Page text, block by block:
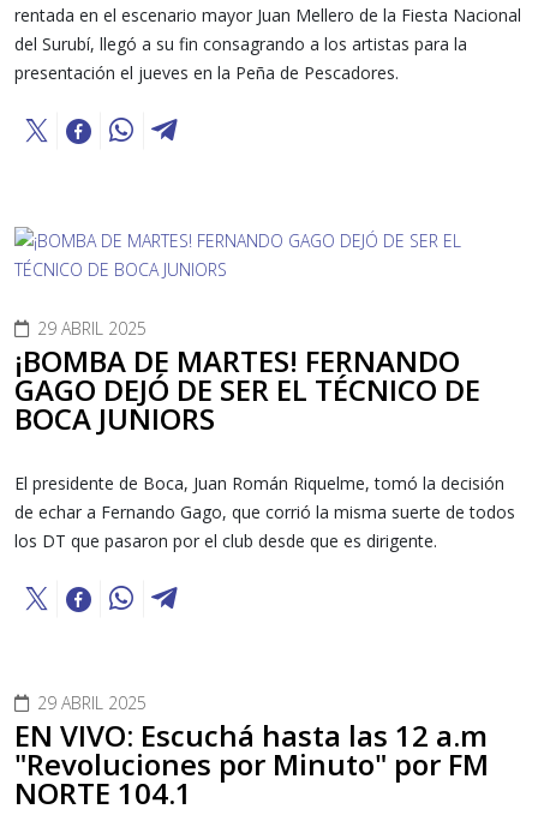
rentada en el escenario mayor Juan Mellero de la Fiesta Nacional
del Surubí, llegó a su fin consagrando a los artistas para la
presentación el jueves en la Peña de Pescadores.
29 ABRIL 2025
¡BOMBA DE MARTES! FERNANDO
GAGO DEJÓ DE SER EL TÉCNICO DE
BOCA JUNIORS
El presidente de Boca, Juan Román Riquelme, tomó la decisión
de echar a Fernando Gago, que corrió la misma suerte de todos
los DT que pasaron por el club desde que es dirigente.
29 ABRIL 2025
EN VIVO: Escuchá hasta las 12 a.m
"Revoluciones por Minuto" por FM
NORTE 104.1